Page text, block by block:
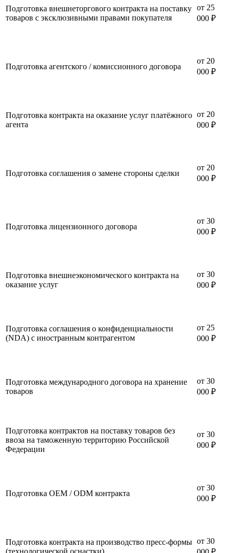
Подготовка внешнеторгового контракта на поставку
товаров с эксклюзивными правами покупателя
от 25
000 ₽
Подготовка агентского / комиссионного договора
от 20
000 ₽
Подготовка контракта на оказание услуг платёжного
агента
от 20
000 ₽
Подготовка соглашения о замене стороны сделки
от 20
000 ₽
Подготовка лицензионного договора
от 30
000 ₽
Подготовка внешнеэкономического контракта на
оказание услуг
от 30
000 ₽
Подготовка соглашения о конфиденциальности
(NDA) с иностранным контрагентом
от 25
000 ₽
Подготовка международного договора на хранение
товаров
от 30
000 ₽
Подготовка контрактов на поставку товаров без
ввоза на таможенную территорию Российской
Федерации
от 30
000 ₽
Подготовка OEM / ODM контракта
от 30
000 ₽
Подготовка контракта на производство пресс-формы
(технологической оснастки)
от 30